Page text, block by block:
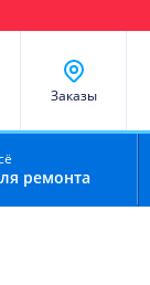
Заказы
ремонта